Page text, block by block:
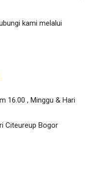
kami melalui
16.00 , Minggu & Hari
Citeureup Bogor